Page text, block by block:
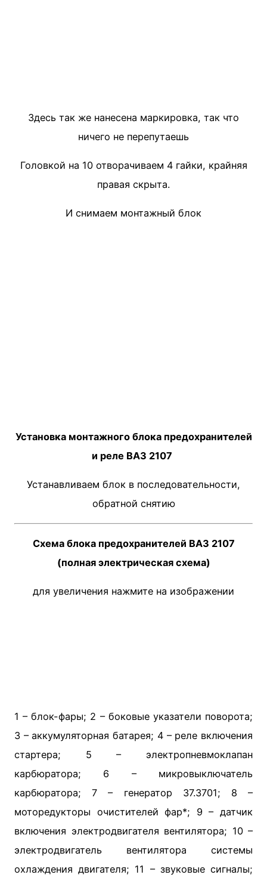
Здесь так же нанесена маркировка, так что
ничего не перепутаешь
Головкой на 10 отворачиваем 4 гайки, крайняя
правая скрыта.
И снимаем монтажный блок
Установка монтажного блока предохранителей
и реле ВАЗ 2107
Устанавливаем блок в последовательности,
обратной снятию
Схема блока предохранителей ВАЗ 2107
(полная электрическая схема)
для увеличения нажмите на изображении
1 – блок-фары; 2 – боковые указатели поворота;
3 – аккумуляторная батарея; 4 – реле включения
стартера; 5 – электропневмоклапан
карбюратора; 6 – микровыключатель
карбюратора; 7 – генератор 37.3701; 8 –
моторедукторы очистителей фар*; 9 – датчик
включения электродвигателя вентилятора; 10 –
электродвигатель вентилятора системы
охлаждения двигателя; 11 – звуковые сигналы;